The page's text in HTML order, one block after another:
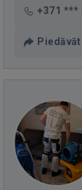
+371 ***